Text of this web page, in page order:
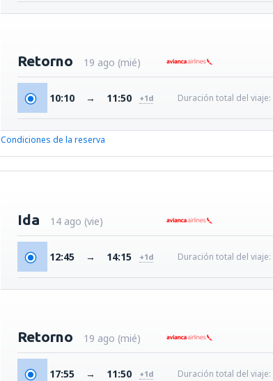
Retorno 19 ago (mié)
10:10 → 11:50 +1d Duración total del viaje:
Condiciones de la reserva
Ida 14 ago (vie)
12:45 → 14:15 +1d Duración total del viaje:
Retorno 19 ago (mié)
17:55 → 11:50 +1d Duración total del viaje: